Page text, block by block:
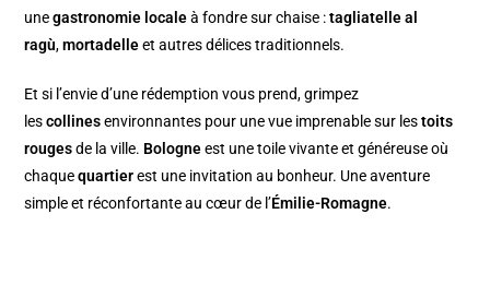
unegastronomie localeà fondre sur chaise :tagliatelle al
ragù,mortadelleet autres délices traditionnels.
Et si l’envie d’une rédemption vous prend, grimpez
lescollinesenvironnantes pour une vue imprenable sur lestoits
rougesde la ville. Bologneest une toile vivante et généreuse où
chaquequartierest une invitation au bonheur. Une aventure
simple et réconfortante au cœur de l’Émilie-Romagne.